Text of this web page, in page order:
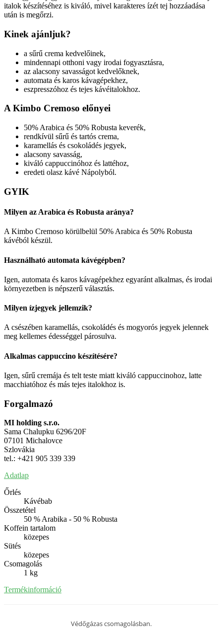
italok készítéséhez is kiváló, mivel karakteres ízét tej hozzáadása
után is megőrzi.
Kinek ajánljuk?
a sűrű crema kedvelőinek,
mindennapi otthoni vagy irodai fogyasztásra,
az alacsony savasságot kedvelőknek,
automata és karos kávagépekhez,
eszpresszóhoz és tejes kávéitalokhoz.
A Kimbo Cremoso előnyei
50% Arabica és 50% Robusta keverék,
rendkívül sűrű és tartós crema,
karamellás és csokoládés jegyek,
alacsony savasság,
kiváló cappuccinóhoz és lattéhoz,
eredeti olasz kávé Nápolyból.
GYIK
Milyen az Arabica és Robusta aránya?
A Kimbo Cremoso körülbelül 50% Arabica és 50% Robusta
kávéból készül.
Használható automata kávégépben?
Igen, automata és karos kávagépekhez egyaránt alkalmas, és irodai
környezetben is népszerű választás.
Milyen ízjegyek jellemzik?
A csészében karamellás, csokoládés és mogyorós jegyek jelennek
meg kellemes édességgel párosulva.
Alkalmas cappuccino készítésére?
Igen, sűrű cremája és telt teste miatt kiváló cappuccinohoz, latte
macchiatóhoz és más tejes italokhoz is.
Forgalmazó
MI holding s.r.o.
Sama Chalupku 6296/20F
07101 Michalovce
Szlovákia
tel.: +421 905 339 339
Adatlap
Őrlés
Kávébab
Összetétel
50 % Arabika - 50 % Robusta
Koffein tartalom
közepes
Sütés
közepes
Csomagolás
1 kg
Termékinformáció
Védőgázas csomagolásban.